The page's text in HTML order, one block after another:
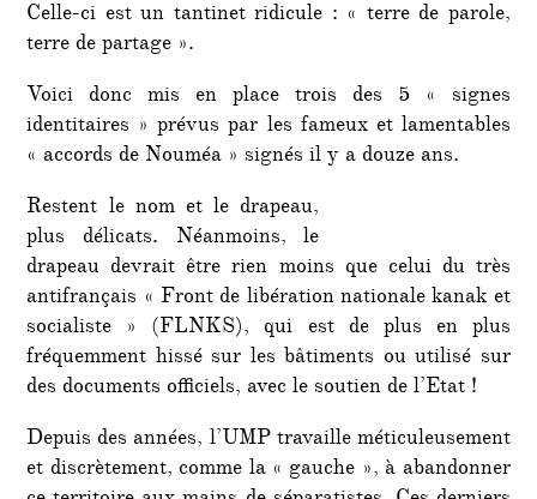
Celle-ci est un tantinet ridicule : « terre de parole,
terre de partage ».
Voici donc mis en place trois des 5 « signes
identitaires » prévus par les fameux et lamentables
« accords de Nouméa » signés il y a douze ans.
Restent le nom et le drapeau,
plus délicats. Néanmoins, le
drapeau devrait être rien moins que celui du très
antifrançais « Front de libération nationale kanak et
socialiste » (FLNKS), qui est de plus en plus
fréquemment hissé sur les bâtiments ou utilisé sur
des documents officiels, avec le soutien de l’Etat !
Depuis des années, l’UMP travaille méticuleusement
et discrètement, comme la « gauche », à abandonner